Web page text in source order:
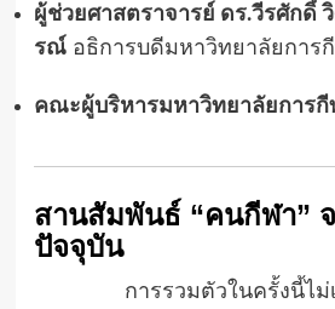
ผู้ช่วยศาสตราจารย์ ดร.วีรศักดิ์
รณ์อธิการบดีมหาวิทยาลัยการ
คณะผู้บริหารมหาวิทยาลัยการกี
สานสัมพันธ์ “คนกีฬา”
ปัจจุบัน
การรวมตัวในครั้งนี้ไม่เพี